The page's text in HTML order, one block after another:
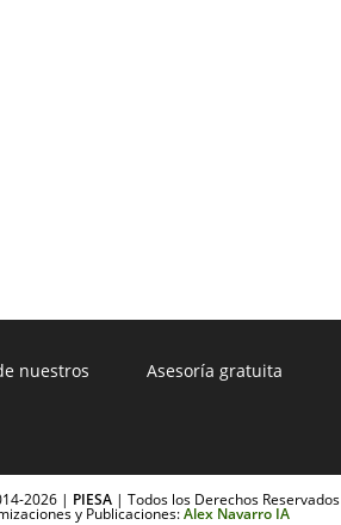
nuestros
Asesoría gratuita
2026 | PIESA | Todos los Derechos Reservados
y Publicaciones:Alex Navarro IA